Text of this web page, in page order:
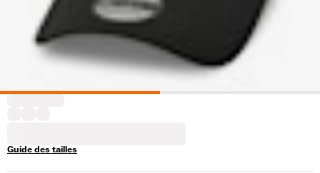
Guide des tailles